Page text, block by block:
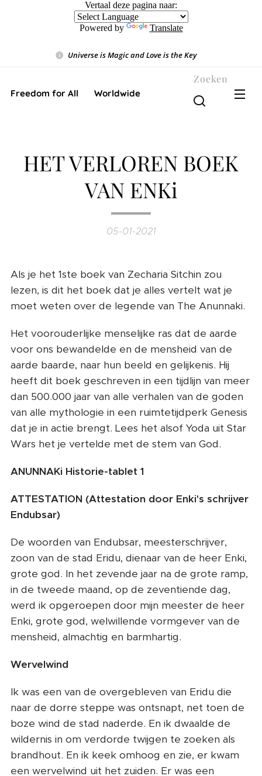
Vertaal deze pagina naar:
Powered by Translate
Universe is Magic and Love is the Key❤️
Freedom for All ❤️ Worldwide
Zoeken
HET VERLOREN BOEK
VAN ENKi
05-01-2021
Als je het 1ste boek van Zecharia Sitchin zou
lezen, is dit het boek dat je alles vertelt wat je
moet weten over de legende van The Anunnaki.
Het voorouderlijke menselijke ras dat de aarde
voor ons bewandelde en de mensheid van de
aarde baarde, naar hun beeld en gelijkenis. Hij
heeft dit boek geschreven in een tijdlijn van meer
dan 500.000 jaar van alle verhalen van de goden
van alle mythologie in een ruimtetijdperk Genesis
dat je in actie brengt. Lees het alsof Yoda uit Star
Wars het je vertelde met de stem van God.
ANUNNAKi Historie-tablet 1
ATTESTATION (Attestation door Enki's schrijver
Endubsar)
De woorden van Endubsar, meesterschrijver,
zoon van de stad Eridu, dienaar van de heer Enki,
grote god. In het zevende jaar na de grote ramp,
in de tweede maand, op de zeventiende dag,
werd ik opgeroepen door mijn meester de heer
Enki, grote god, welwillende vormgever van de
mensheid, almachtig en barmhartig.
Wervelwind
Ik was een van de overgebleven van Eridu die
naar de dorre steppe was ontsnapt, net toen de
boze wind de stad naderde. En ik dwaalde de
wildernis in om verdorde twijgen te zoeken als
brandhout. En ik keek omhoog en zie, er kwam
een ​​ wervelwind uit het zuiden. Er was een